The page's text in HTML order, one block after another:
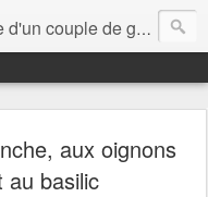
couple de gourmands
aux oignons
au basilic